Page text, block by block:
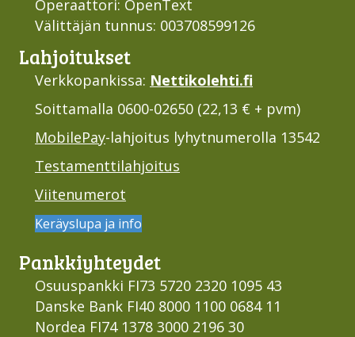
Operaattori: OpenText
Välittäjän tunnus: 003708599126
Lahjoi­tukset
Verkkopankissa: Nettikolehti.fi
Soittamalla 0600-02650 (22,13 € + pvm)
MobilePay-lahjoitus lyhytnumerolla 13542
Testamenttilahjoitus
Viitenumerot
Keräyslupa ja info
Pankki­yhteydet
Osuuspankki FI73 5720 2320 1095 43
Danske Bank FI40 8000 1100 0684 11
Nordea FI74 1378 3000 2196 30